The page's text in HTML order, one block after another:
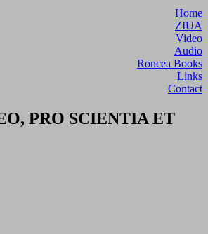
Home
ZIUA
Video
Audio
Roncea Books
Links
Contact
PRO SCIENTIA ET